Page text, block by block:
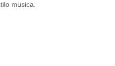
musica.